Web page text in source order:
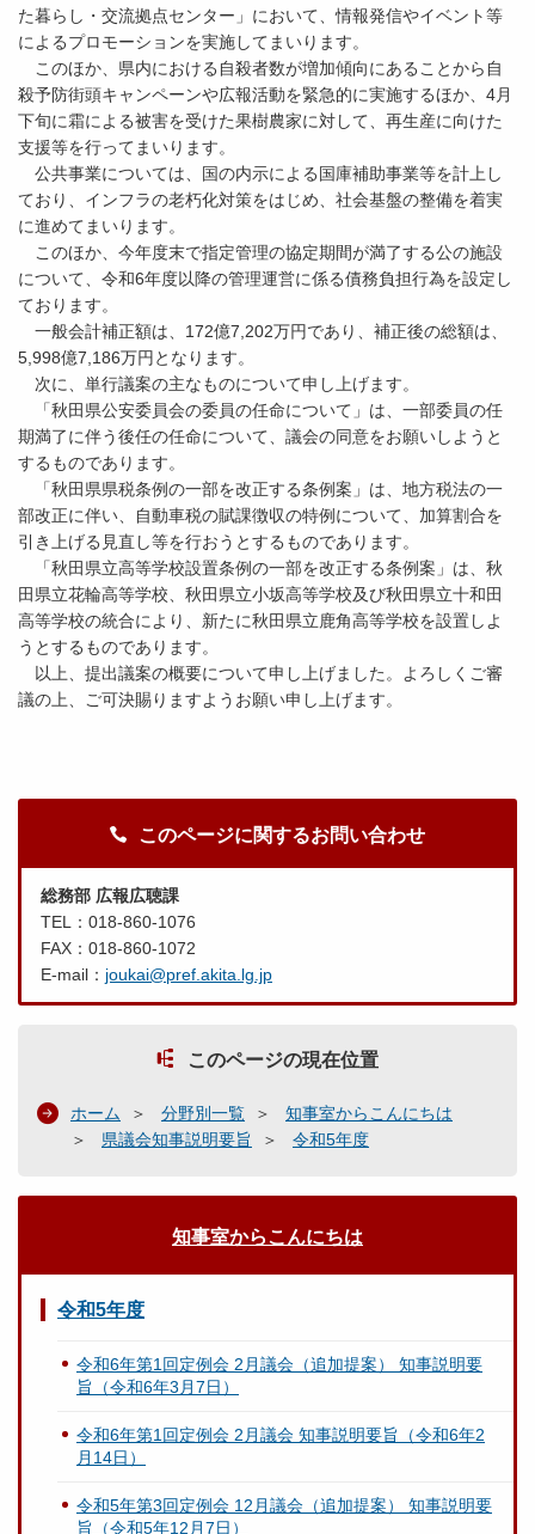
た暮らし・交流拠点センター」において、情報発信やイベント等
によるプロモーションを実施してまいります。
このほか、県内における自殺者数が増加傾向にあることから自
殺予防街頭キャンペーンや広報活動を緊急的に実施するほか、4月
下旬に霜による被害を受けた果樹農家に対して、再生産に向けた
支援等を行ってまいります。
公共事業については、国の内示による国庫補助事業等を計上し
ており、インフラの老朽化対策をはじめ、社会基盤の整備を着実
に進めてまいります。
このほか、今年度末で指定管理の協定期間が満了する公の施設
について、令和6年度以降の管理運営に係る債務負担行為を設定し
ております。
一般会計補正額は、172億7,202万円であり、補正後の総額は、
5,998億7,186万円となります。
次に、単行議案の主なものについて申し上げます。
「秋田県公安委員会の委員の任命について」は、一部委員の任
期満了に伴う後任の任命について、議会の同意をお願いしようと
するものであります。
「秋田県県税条例の一部を改正する条例案」は、地方税法の一
部改正に伴い、自動車税の賦課徴収の特例について、加算割合を
引き上げる見直し等を行おうとするものであります。
「秋田県立高等学校設置条例の一部を改正する条例案」は、秋
田県立花輪高等学校、秋田県立小坂高等学校及び秋田県立十和田
高等学校の統合により、新たに秋田県立鹿角高等学校を設置しよ
うとするものであります。
以上、提出議案の概要について申し上げました。よろしくご審
議の上、ご可決賜りますようお願い申し上げます。
このページに関するお問い合わせ
総務部 広報広聴課
TEL：018-860-1076
FAX：018-860-1072
E-mail： joukai@pref.akita.lg.jp
このページの現在位置
ホーム 分野別一覧
知事室からこんにちは
県議会知事説明要旨
令和5年度
知事室からこんにちは
令和5年度
令和6年第1回定例会 2月議会（追加提案） 知事説明要
旨（令和6年3月7日）
令和6年第1回定例会 2月議会 知事説明要旨（令和6年2
月14日）
令和5年第3回定例会 12月議会（追加提案） 知事説明要
旨（令和5年12月7日）